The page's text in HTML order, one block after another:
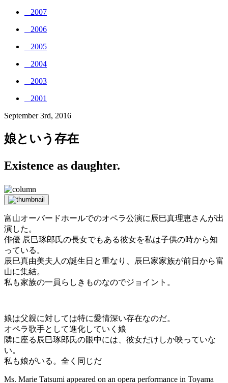
_ 2007
_ 2006
_ 2005
_ 2004
_ 2003
_ 2001
September 3rd, 2016
娘という存在
Existence as daughter.
富山オーバードホールでのオペラ公演に辰巳真理恵さんが出
演した。
俳優 辰巳琢郎氏の長女でもある彼女を私は子供の時から知
っている。
辰巳真由美夫人の誕生日と重なり、辰巳家家族が前日から富
山に集結。
私も家族の一員らしきものなのでジョイント。
娘は父親に対しては特に愛情深い存在なのだ。
オペラ歌手として進化していく娘
隣に座る辰巳琢郎氏の眼中には、彼女だけしか映っていな
い。
私も娘がいる。全く同じだ
Ms. Marie Tatsumi appeared on an opera performance in Toyama